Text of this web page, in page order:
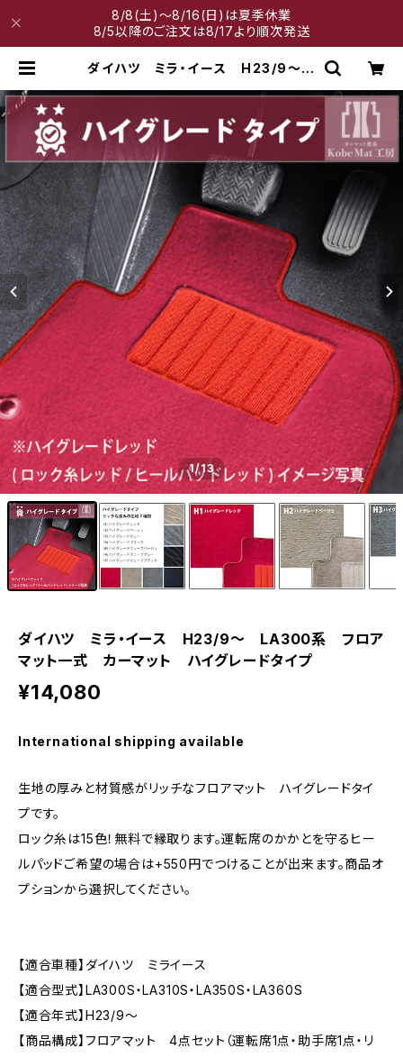
8/8(土)～8/16(日)は夏季休業
8/5以降のご注文は8/17より順次発送
ダイハツ ミラ・イース H23/9〜
マット ハイグレードタイプ | 神戸マ
1/13
ダイハツ ミラ・イース H23/9〜 LA300系 フロア
マット一式 カーマット ハイグレードタイプ
¥14,080
International shipping available
生地の厚みと材質感がリッチなフロアマット ハイグレードタイ
プです。
ロック糸は15色！無料で縁取ります。運転席のかかとを守るヒー
ルパッドご希望の場合は+550円でつけることが出来ます。商品オ
プションから選択してください。
【適合車種】ダイハツ ミライース
【適合型式】LA300S・LA310S・LA350S・LA360S
【適合年式】H23/9〜
【商品構成】フロアマット 4点セット（運転席1点・助手席1点・リ